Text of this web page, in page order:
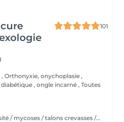
101
Orthonyxie, onychoplasie ,
, ongle incarné , Toutes
Ongle incarné / cors / callosité / mycoses / talons crevasses / coupe les ongles /soin pied d'athlète sportif / durillons / pensmemt / pieds diabétiques / onychoplastie construire ongles